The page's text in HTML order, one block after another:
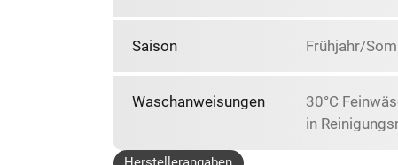
Saison Frühjahr/
Waschanweisungen
30°C
in